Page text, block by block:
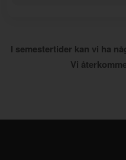
I semestertider kan vi ha
Vi